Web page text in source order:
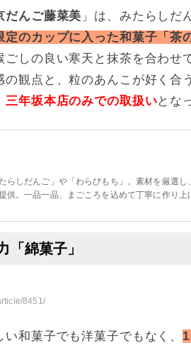
だんご藤菜美 」は、みたらしだ
定のカップに入った和菓子「茶
しの良い寒天と抹茶を合わせ
の観点と、粒のあんこが好く合
三年坂本店のみでの取扱いとな
らしだんご」や「わらびもち」。素材を厳選
供。一品一品、まごころを込めて丁寧に作り
「綿菓子」
8451/
和菓子でも洋菓子でもなく、